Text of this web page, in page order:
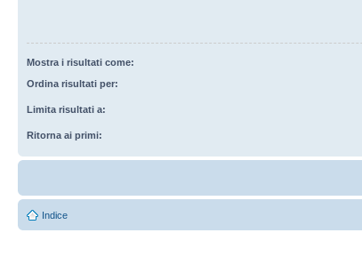
Mostra i risultati come:
Ordina risultati per:
Limita risultati a:
Ritorna ai primi:
Indice